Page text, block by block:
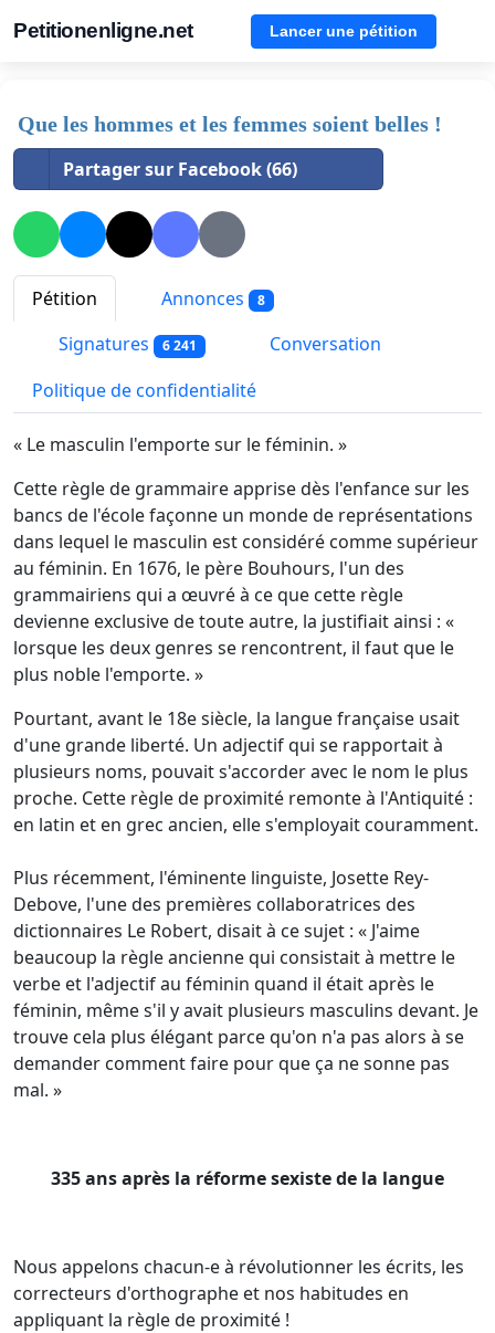
Petitionenligne.net Lancer une pétition
Que les hommes et les femmes soient belles !
Partager sur Facebook (66)
Pétition Annonces 8
Signatures 6 241
Conversation
Politique de confidentialité
« Le masculin l'emporte sur le féminin. »
Cette règle de grammaire apprise dès l'enfance sur les
bancs de l'école façonne un monde de représentations
dans lequel le masculin est considéré comme supérieur
au féminin. En 1676, le père Bouhours, l'un des
grammairiens qui a œuvré à ce que cette règle
devienne exclusive de toute autre, la justifiait ainsi : «
lorsque les deux genres se rencontrent, il faut que le
plus noble l'emporte. »
Pourtant, avant le 18e siècle, la langue française usait
d'une grande liberté. Un adjectif qui se rapportait à
plusieurs noms, pouvait s'accorder avec le nom le plus
proche. Cette règle de proximité remonte à l'Antiquité :
en latin et en grec ancien, elle s'employait couramment.
Plus récemment, l'éminente linguiste, Josette Rey-
Debove, l'une des premières collaboratrices des
dictionnaires Le Robert, disait à ce sujet : « J'aime
beaucoup la règle ancienne qui consistait à mettre le
verbe et l'adjectif au féminin quand il était après le
féminin, même s'il y avait plusieurs masculins devant. Je
trouve cela plus élégant parce qu'on n'a pas alors à se
demander comment faire pour que ça ne sonne pas
mal. »
335 ans après la réforme sexiste de la langue
Nous appelons chacun-e à révolutionner les écrits, les
correcteurs d'orthographe et nos habitudes en
appliquant la règle de proximité !